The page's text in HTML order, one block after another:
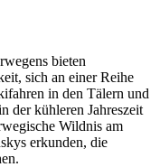
bieten
sich an einer Reihe
in den Tälern und
der kühleren Jahreszeit
Wildnis am
erkunden, die